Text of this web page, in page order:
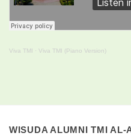
Viva TMI · Viva TMI (Piano Version)
WISUDA ALUMNI TMI AL-